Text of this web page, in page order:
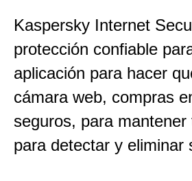
Kaspersky Internet
protección confiable
aplicación para hacer
cámara web, compras
seguros, para
para detectar y eliminar